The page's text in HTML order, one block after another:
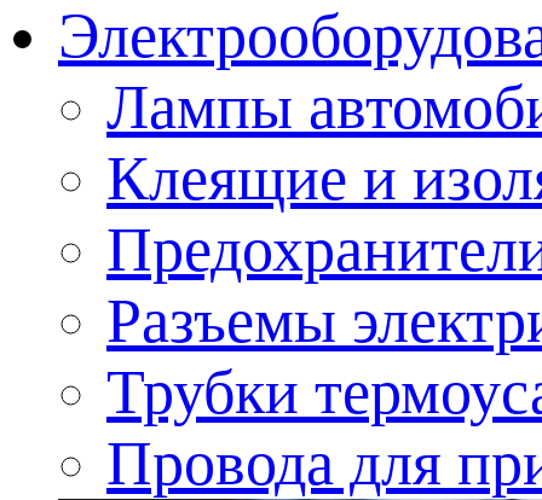
Лампы
Клеящие и
Разъемы
Трубки
Провода для